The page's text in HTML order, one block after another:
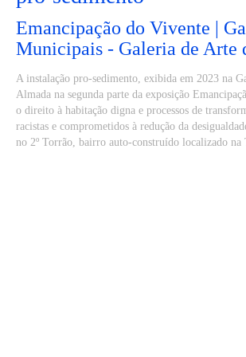
Emancipação do Vivente |
Municipais - Galeria de Arte
A instalação pro-sedimento, exibida em 2023 na
Almada na segunda parte da exposição
o direito à habitação digna e processos de
racistas e comprometidos à redução da
no 2º Torrão, bairro auto-construído localizado